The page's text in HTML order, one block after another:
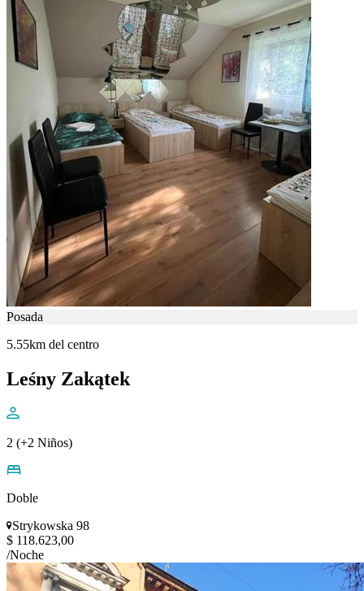
Posada
5.55km del centro
Leśny Zakątek
2 (+2 Niños)
Doble
Strykowska 98
$ 118.623,00
/Noche